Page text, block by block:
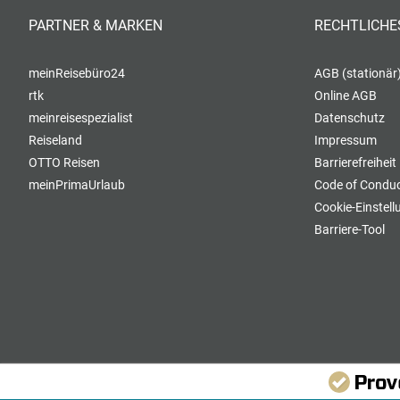
PARTNER & MARKEN
meinReisebüro24
rtk
meinreisespezialist
Reiseland
OTTO Reisen
meinPrimaUrlaub
AGB
Online AGB
Datenschutz
Impressum
Barrierefreiheit
Code of
Cookie-
Barriere-Tool